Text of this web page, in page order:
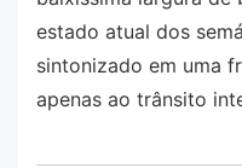
estado atual dos
sintonizado em uma
apenas ao trânsito